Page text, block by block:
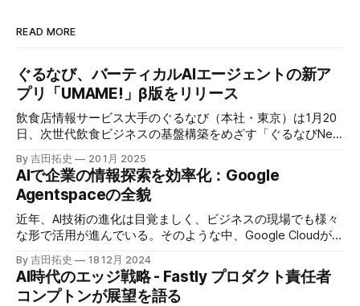
READ MORE
ぐるなび、バーティカルAIエージェントの新ア
プリ「UMAME!」β版をリリース
飲食店情報サービス大手のぐるなび（本社・東京）は1月20
日、次世代飲食ビジネスの基盤構築をめざす「ぐるなびNext
プロジェクト」の初成果として、新たな飲食店探索アプリ
「UMAME!（うまみー！）」のβ版を公開した。
By 吉田拓史 20 1月 2025
AIで企業の情報探索を効率化：Google
Agentspaceの全貌
近年、AI技術の進化は目覚ましく、ビジネスの現場でも様々
な形で活用が進んでいる。そのような中、Google Cloudが新
たに発表したGoogle Agentspaceは、いま注目を集めるAIエ
ージェントがエンタープライズITを大きく変革する予兆と言
えるだろう。
By 吉田拓史 18 12月 2024
AI時代のエッジ戦略 - Fastly プロダクト責任者
コンプトンが展望を語る